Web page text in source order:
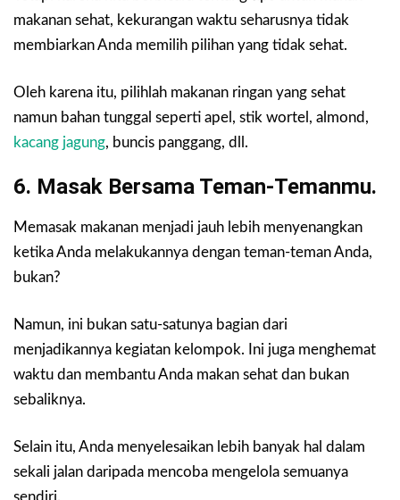
makanan sehat, kekurangan waktu seharusnya tidak
membiarkan Anda memilih pilihan yang tidak sehat.
Oleh karena itu, pilihlah makanan ringan yang sehat
namun bahan tunggal seperti apel, stik wortel, almond,
kacang jagung, buncis panggang, dll.
6. Masak Bersama Teman-Temanmu.
Memasak makanan menjadi jauh lebih menyenangkan
ketika Anda melakukannya dengan teman-teman Anda,
bukan?
Namun, ini bukan satu-satunya bagian dari
menjadikannya kegiatan kelompok. Ini juga menghemat
waktu dan membantu Anda makan sehat dan bukan
sebaliknya.
Selain itu, Anda menyelesaikan lebih banyak hal dalam
sekali jalan daripada mencoba mengelola semuanya